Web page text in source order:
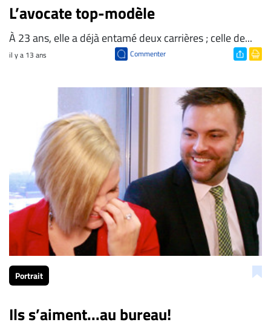
L’avocate top-modèle
À 23 ans, elle a déjà entamé deux carrières ; celle de...
il y a 13 ans Commenter
Portrait
Ils s’aiment...au bureau!